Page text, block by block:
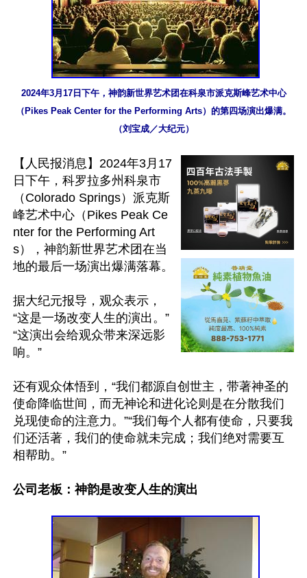
2024年3月17日下午，神韵新世界艺术团在科泉市派克斯峰艺术中心
（Pikes Peak Center for the Performing Arts）的第四场演出爆满。
（刘宝成／大纪元）
【人民报消息】2024年3月17
日下午，科罗拉多州科泉市
（Colorado Springs）派克斯
峰艺术中心（Pikes Peak Ce
nter for the Performing Art
s），神韵新世界艺术团在当
地的最后一场演出爆满落幕。
据大纪元报导，观众表示，
“这是一场改变人生的演出。”
“这演出会给观众带来深远影
响。”
还有观众体悟到，“我们都源自创世主，带著神圣的
使命降临世间，而无神论和进化论则是在分散我们
兑现使命的注意力。”“我们每个人都有使命，只要我
们还活著，我们的使命就未完成；我们绝对需要互
相帮助。”
公司老板：神韵是改变人生的演出